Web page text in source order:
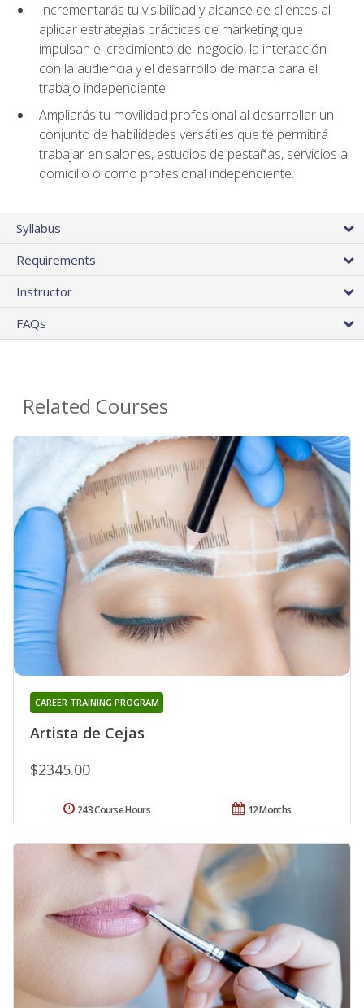
Incrementarás tu visibilidad y alcance de clientes al
aplicar estrategias prácticas de marketing que
impulsan el crecimiento del negocio, la interacción
con la audiencia y el desarrollo de marca para el
trabajo independiente.
Ampliarás tu movilidad profesional al desarrollar un
conjunto de habilidades versátiles que te permitirá
trabajar en salones, estudios de pestañas, servicios a
domicilio o como profesional independiente.
Syllabus
Requirements
Instructor
FAQs
Related Courses
Artista de Cejas
CAREER TRAINING PROGRAM
$2345.00
12 Months
243 Course Hours